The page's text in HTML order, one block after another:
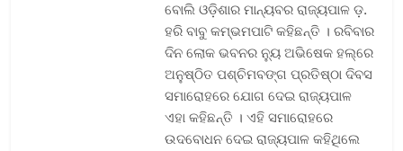
ବୋଲି ଓଡ଼ିଶାର ମାନ୍ୟବର ରାଜ୍ୟପାଳ ଡ଼.
ହରି ବାବୁ କମ୍ଭମପାଟି କହିଛନ୍ତି । ରବିବାର
ଦିନ ଲୋକ ଭବନର ନ୍ୟୁ ଅଭିଷେକ ହଲ୍‌ରେ
ଅନୁଷ୍ଠିତ ପଶ୍ଚିମବଙ୍ଗ ପ୍ରତିଷ୍ଠା ଦିବସ
ସମାରୋହରେ ଯୋଗ ଦେଇ ରାଜ୍ୟପାଳ
ଏହା କହିଛନ୍ତି । ଏହି ସମାରୋହରେ
ଉଦବୋଧନ ଦେଇ ରାଜ୍ୟପାଳ କହିଥିଲେ